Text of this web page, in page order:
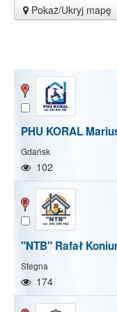
Pokaż/Ukryj mapę
PHU KORAL
Gdańsk
102
"NTB" Rafał
Stegna
174